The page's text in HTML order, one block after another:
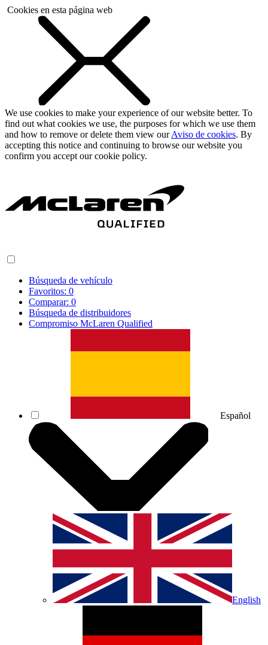
Cookies en esta página web
We use cookies to make your experience of our website better. To
find out what cookies we use, the purposes for which we use them
and how to remove or delete them view ourAviso de cookies. By
accepting this notice and continuing to browse our website you
confirm you accept our cookie policy.
Búsqueda de vehículo
Favoritos: 0
Comparar: 0
Búsqueda de distribuidores
Compromiso McLaren Qualified
Español
English